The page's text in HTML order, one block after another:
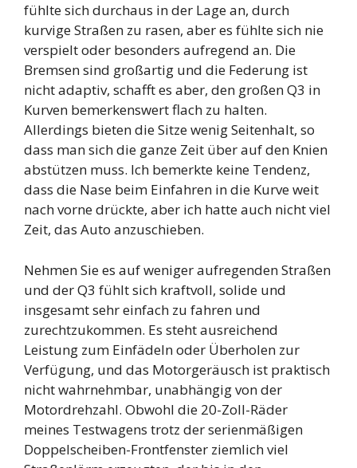
fühlte sich durchaus in der Lage an, durch
kurvige Straßen zu rasen, aber es fühlte sich nie
verspielt oder besonders aufregend an. Die
Bremsen sind großartig und die Federung ist
nicht adaptiv, schafft es aber, den großen Q3 in
Kurven bemerkenswert flach zu halten.
Allerdings bieten die Sitze wenig Seitenhalt, so
dass man sich die ganze Zeit über auf den Knien
abstützen muss. Ich bemerkte keine Tendenz,
dass die Nase beim Einfahren in die Kurve weit
nach vorne drückte, aber ich hatte auch nicht viel
Zeit, das Auto anzuschieben.
Nehmen Sie es auf weniger aufregenden Straßen
und der Q3 fühlt sich kraftvoll, solide und
insgesamt sehr einfach zu fahren und
zurechtzukommen. Es steht ausreichend
Leistung zum Einfädeln oder Überholen zur
Verfügung, und das Motorgeräusch ist praktisch
nicht wahrnehmbar, unabhängig von der
Motordrehzahl. Obwohl die 20-Zoll-Räder
meines Testwagens trotz der serienmäßigen
Doppelscheiben-Frontfenster ziemlich viel